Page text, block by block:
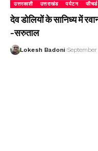
उत्तरकाशी उत्तराखंड पर्यटन फीचर्ड
देव डोलियों के सानिध्य में
-सरुताल
Lokesh Badoni